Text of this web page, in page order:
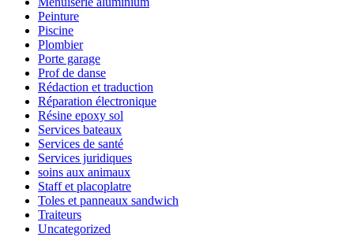
Peinture
Piscine
Plombier
Porte garage
Prof de danse
Rédaction et traduction
Réparation électronique
Résine epoxy sol
Services bateaux
Services de santé
Services juridiques
soins aux animaux
Staff et placoplatre
Toles et panneaux sandwich
Traiteurs
Uncategorized